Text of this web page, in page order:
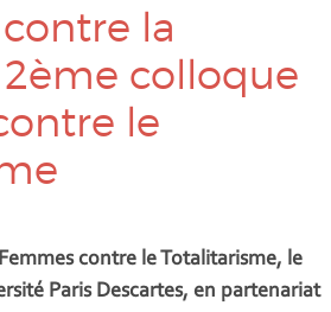
la
colloque
le
contre le Totalitarisme, le
Paris Descartes, en partenariat